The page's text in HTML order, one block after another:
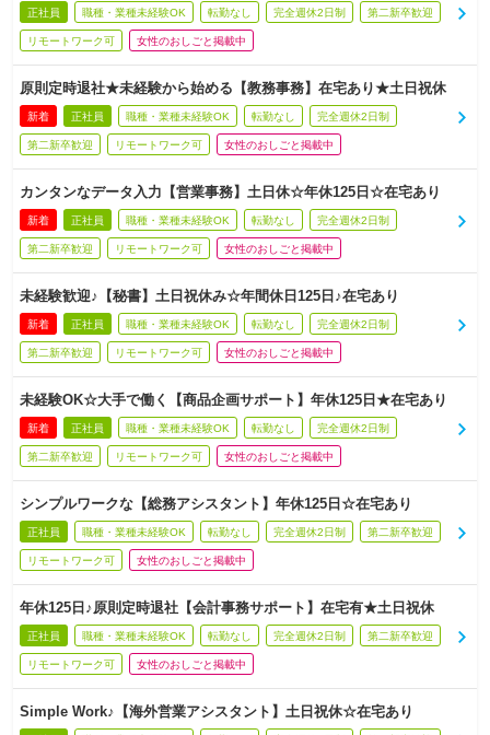
正社員 職種・業種未経験OK 転勤なし 完全週休2日制 第二新卒歓迎
リモートワーク可 女性のおしごと掲載中
原則定時退社★未経験から始める【教務事務】在宅あり★土日祝休
新着 正社員 職種・業種未経験OK 転勤なし 完全週休2日制
第二新卒歓迎 リモートワーク可 女性のおしごと掲載中
カンタンなデータ入力【営業事務】土日休☆年休125日☆在宅あり
新着 正社員 職種・業種未経験OK 転勤なし 完全週休2日制
第二新卒歓迎 リモートワーク可 女性のおしごと掲載中
未経験歓迎♪【秘書】土日祝休み☆年間休日125日♪在宅あり
新着 正社員 職種・業種未経験OK 転勤なし 完全週休2日制
第二新卒歓迎 リモートワーク可 女性のおしごと掲載中
未経験OK☆大手で働く【商品企画サポート】年休125日★在宅あり
新着 正社員 職種・業種未経験OK 転勤なし 完全週休2日制
第二新卒歓迎 リモートワーク可 女性のおしごと掲載中
シンプルワークな【総務アシスタント】年休125日☆在宅あり
正社員 職種・業種未経験OK 転勤なし 完全週休2日制 第二新卒歓迎
リモートワーク可 女性のおしごと掲載中
年休125日♪原則定時退社【会計事務サポート】在宅有★土日祝休
正社員 職種・業種未経験OK 転勤なし 完全週休2日制 第二新卒歓迎
リモートワーク可 女性のおしごと掲載中
Simple Work♪【海外営業アシスタント】土日祝休☆在宅あり